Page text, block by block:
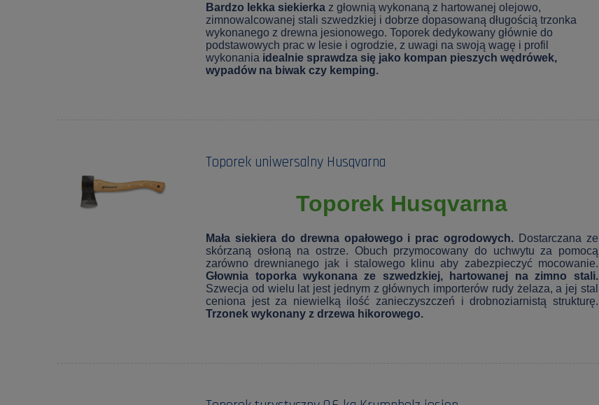
Bardzo lekka siekierka z głownią wykonaną z hartowanej olejowo,
zimnowalcowanej stali szwedzkiej i dobrze dopasowaną długością trzonka
wykonanego z drewna jesionowego. Toporek dedykowany głównie do
podstawowych prac w lesie i ogrodzie, z uwagi na swoją wagę i profil
wykonania idealnie sprawdza się jako kompan pieszych wędrówek,
wypadów na biwak czy kemping.
Toporek uniwersalny Husqvarna
Toporek Husqvarna
Mała siekiera do drewna opałowego i prac ogrodowych. Dostarczana ze
skórzaną osłoną na ostrze. Obuch przymocowany do uchwytu za pomocą
zarówno drewnianego jak i stalowego klinu aby zabezpieczyć mocowanie.
Głownia toporka wykonana ze szwedzkiej, hartowanej na zimno stali.
Szwecja od wielu lat jest jednym z głównych importerów rudy żelaza, a jej stal
ceniona jest za niewielką ilość zanieczyszczeń i drobnoziarnistą strukturę.
Trzonek wykonany z drzewa hikorowego.